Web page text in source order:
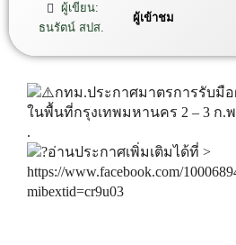
ผู้เขียน:
ธนรัตน์ สปส.
ผู้เข้าชม
กทม.ประกาศมาตรการรับมือ
ในพื้นที่กรุงเทพมหานคร 2 – 3 ก.พ
.
อ่านประกาศเพิ่มเติมได้ที่ >
https://www.facebook.com/
mibextid=cr9u03